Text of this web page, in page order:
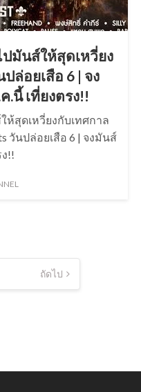
มันส์ให้สุดเหวี่ยง
ปล่อยเสือ 6 | จง
.นี้ เที่ยงตรง!!
สุดเหวี่ยงกับเทศกาล
วันปล่อยเสือ 6 | จงมันส์
!!
ถัดไป